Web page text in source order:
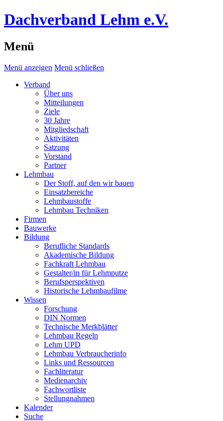
Dachverband Lehm e.V.
Menü
Menü anzeigen Menü schließen
Verband
Über uns
Mitteilungen
Ziele
30 Jahre
Mitgliedschaft
Aktivitäten
Satzung
Vorstand
Partner
Lehmbau
Der Stoff, auf den wir bauen
Einsatzbereiche
Lehmbaustoffe
Lehmbau Techniken
Firmen
Bauwerke
Bildung
Berufliche Standards
Akademische Bildung
Fachkraft Lehmbau
Gestalter/in für Lehmputze
Berufsperspektiven
Historische Lehmbaufilme
Wissen
Forschung
DIN Normen
Technische Merkblätter
Lehmbau Regeln
Lehm UPD
Lehmbau Verbraucherinfo
Links und Ressourcen
Fachliteratur
Medienarchiv
Fachwortliste
Stellungnahmen
Kalender
Suche